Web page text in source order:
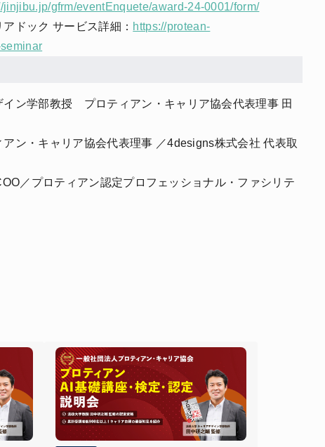
jinjibu.jp/gfrm/eventEnquete/award-24-0001/form/
ドック サービス詳細： https://protean-
イン学部教授 プロティアン・キャリア協会代表理事 田
ン・キャリア協会代表理事 ／4designs株式会社 代表取
／プロティアン認定プロフェッショナル・ファシリテ